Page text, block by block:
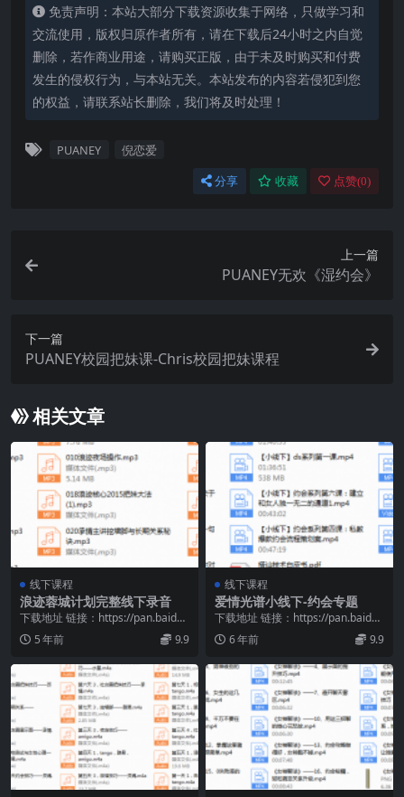
免责声明：本站大部分下载资源收集于网络，只做学习和
交流使用，版权归原作者所有，请在下载后24小时之内自觉
删除，若作商业用途，请购买正版，由于未及时购买和付费
发生的侵权行为，与本站无关。本站发布的内容若侵犯到您
的权益，请联系站长删除，我们将及时处理！
PUANEY 倪恋爱
分享 收藏 点赞(0)
上一篇
PUANEY无欢《湿约会》
下一篇
PUANEY校园把妹课-Chris校园把妹课程
相关文章
线下课程
浪迹蓉城计划完整线下录音
下载地址 链接：https://pan.baidu.
com/s/1ZDeW2PF...
5 年前 9.9
线下课程
爱情光谱小线下-约会专题
下载地址 链接：https://pan.baidu.
com/s/11C8FM-E...
6 年前 9.9